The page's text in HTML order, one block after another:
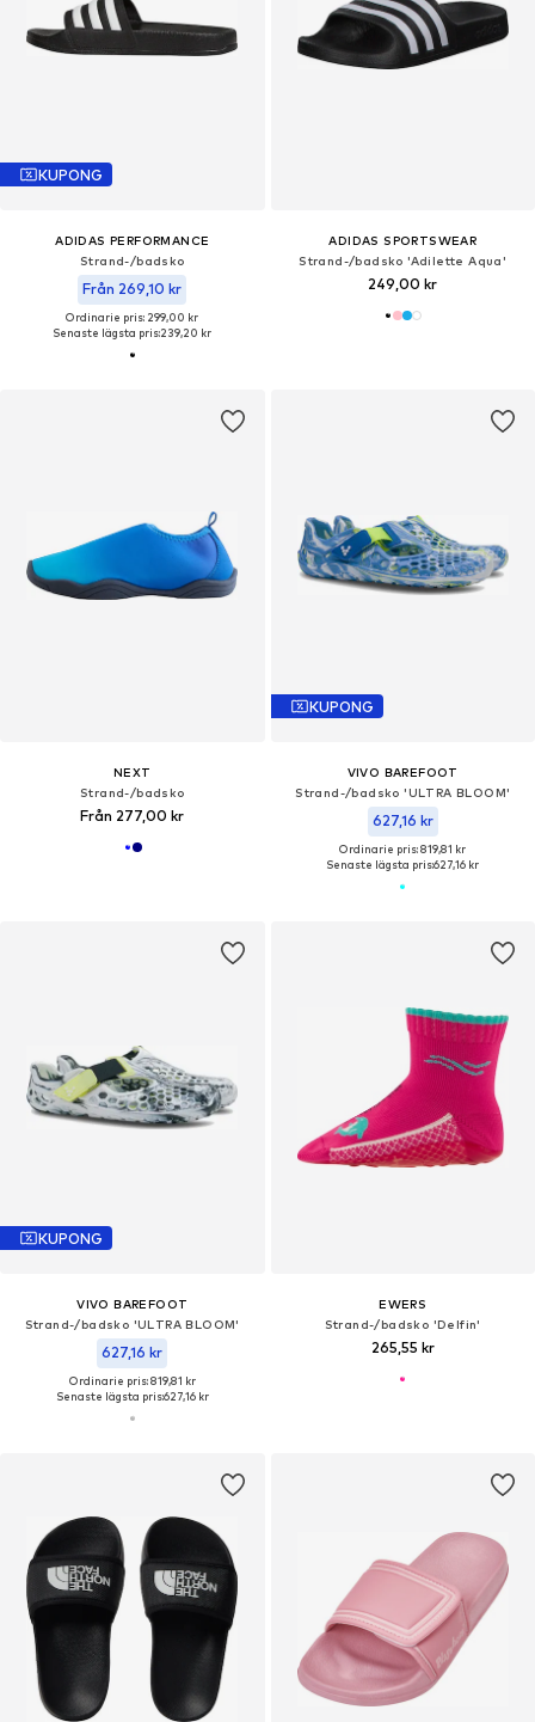
KUPONG
ADIDAS PERFORMANCE
Strand-/badsko
Från 269,10 kr
Ordinarie pris: 299,00 kr
Senaste lägsta pris:239,20 kr
ADIDAS SPORTSWEAR
Strand-/badsko 'Adilette Aqua'
249,00 kr
NEXT
Strand-/badsko
Från 277,00 kr
KUPONG
VIVO BAREFOOT
Strand-/badsko 'ULTRA BLOOM'
627,16 kr
Ordinarie pris: 819,81 kr
Senaste lägsta pris:627,16 kr
KUPONG
VIVO BAREFOOT
Strand-/badsko 'ULTRA BLOOM'
627,16 kr
Ordinarie pris: 819,81 kr
Senaste lägsta pris:627,16 kr
EWERS
Strand-/badsko 'Delfin'
265,55 kr